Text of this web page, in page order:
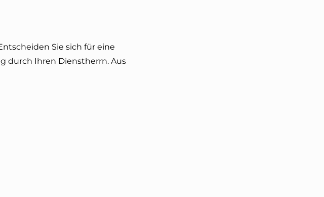
Sie sich für eine
durch Ihren Dienstherrn. Aus